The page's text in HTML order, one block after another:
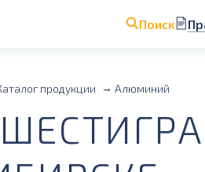
Поиск
продукции Алюминий